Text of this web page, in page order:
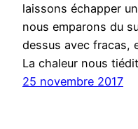
laissons échapper
nous emparons du
dessus avec fracas,
La chaleur nous
25 novembre 2017